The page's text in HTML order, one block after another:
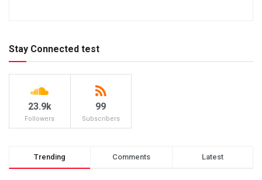
Stay Connected test
23.9k
Followers
99
Subscribers
Trending Comments Latest